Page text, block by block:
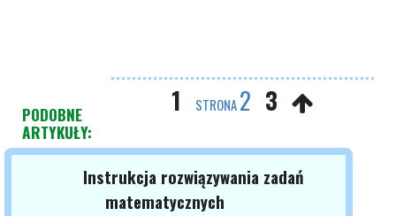
1 STRONA2 3
PODOBNE
ARTYKUŁY:
Instrukcja rozwiązywania zadań
matematycznych